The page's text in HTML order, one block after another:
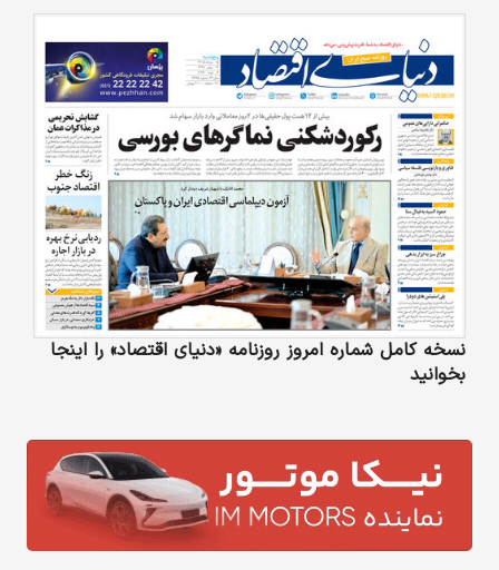
نسخه کامل شماره امروز روزنامه «دنیای‌ اقتصاد» را اینجا
بخوانید